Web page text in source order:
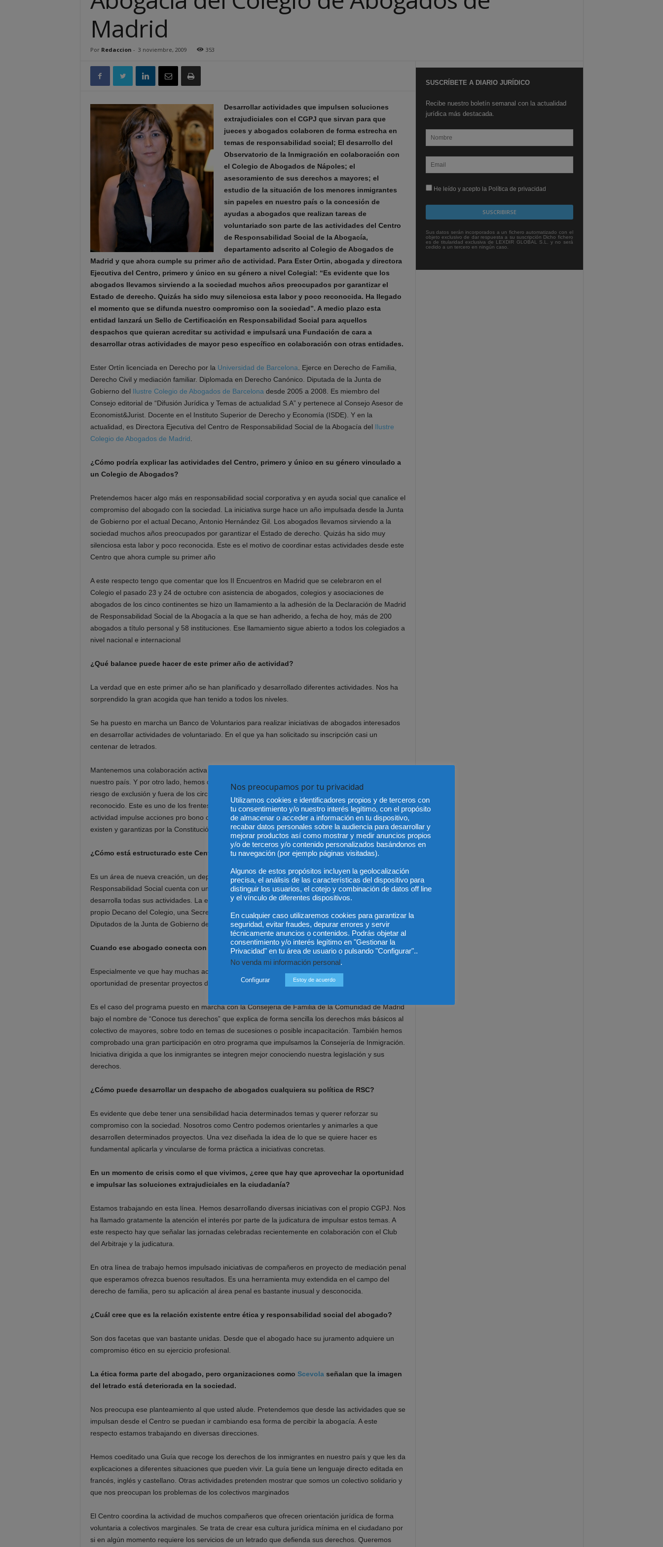
Madrid
Por Redaccion - 3 noviembre, 2009 353
Desarrollar actividades que impulsen soluciones
extrajudiciales con el CGPJ que sirvan para que
jueces y abogados colaboren de forma estrecha en
temas de responsabilidad social; El desarrollo del
Observatorio de la Inmigración en colaboración con
el Colegio de Abogados de Nápoles; el
asesoramiento de sus derechos a mayores; el
estudio de la situación de los menores inmigrantes
sin papeles en nuestro país o la concesión de
ayudas a abogados que realizan tareas de
voluntariado son parte de las actividades del Centro
de Responsabilidad Social de la Abogacía,
departamento adscrito al Colegio de Abogados de
Madrid y que ahora cumple su primer año de actividad. Para Ester Ortin, abogada y directora
Ejecutiva del Centro, primero y único en su género a nivel Colegial: “Es evidente que los
abogados llevamos sirviendo a la sociedad muchos años preocupados por garantizar el
Estado de derecho. Quizás ha sido muy silenciosa esta labor y poco reconocida. Ha llegado
el momento que se difunda nuestro compromiso con la sociedad”. A medio plazo esta
entidad lanzará un Sello de Certificación en Responsabilidad Social para aquellos
despachos que quieran acreditar su actividad e impulsará una Fundación de cara a
desarrollar otras actividades de mayor peso específico en colaboración con otras entidades.
Ester Ortín licenciada en Derecho por la Universidad de Barcelona . Ejerce en Derecho de Familia,
Derecho Civil y mediación familiar. Diplomada en Derecho Canónico. Diputada de la Junta de
Gobierno del Ilustre Colegio de Abogados de Barcelona desde 2005 a 2008. Es miembro del
Consejo editorial de “Difusión Jurídica y Temas de actualidad S.A” y pertenece al Consejo Asesor de
Economist&Jurist. Docente en el Instituto Superior de Derecho y Economía (ISDE). Y en la
actualidad, es Directora Ejecutiva del Centro de Responsabilidad Social de la Abogacía del Ilustre
Colegio de Abogados de Madrid
¿Cómo podría explicar las actividades del Centro, primero y único en su género vinculado a
un Colegio de Abogados?
Pretendemos hacer algo más en responsabilidad social corporativa y en ayuda social que canalice el
compromiso del abogado con la sociedad. La iniciativa surge hace un año impulsada desde la Junta
de Gobierno por el actual Decano, Antonio Hernández Gil. Los abogados llevamos sirviendo a la
sociedad muchos años preocupados por garantizar el Estado de derecho. Quizás ha sido muy
silenciosa esta labor y poco reconocida. Este es el motivo de coordinar estas actividades desde este
Centro que ahora cumple su primer año
A este respecto tengo que comentar que los II Encuentros en Madrid que se celebraron en el
Colegio el pasado 23 y 24 de octubre con asistencia de abogados, colegios y asociaciones de
abogados de los cinco continentes se hizo un llamamiento a la adhesión de la Declaración de Madrid
de Responsabilidad Social de la Abogacía a la que se han adherido, a fecha de hoy, más de 200
abogados a título personal y 58 instituciones. Ese llamamiento sigue abierto a todos los colegiados a
nivel nacional e internacional
¿Qué balance puede hacer de este primer año de actividad?
La verdad que en este primer año se han planificado y desarrollado diferentes actividades. Nos ha
sorprendido la gran acogida que han tenido a todos los niveles.
Se ha puesto en marcha un Banco de Voluntarios para realizar iniciativas de abogados interesados
en desarrollar actividades de voluntariado. En el que ya han solicitado su inscripción casi un
centenar de letrados.
Mantenemos una colaboración activa con el área de RSC de las grandes firmas de abogados de
nuestro país. Y por otro lado, hemos observado que hay muchos ciudadanos que se encuentran en
riesgo de exclusión y fuera de los circuitos de la justicia gratuita, pese a que éste es un derecho
reconocido. Este es uno de los frentes de trabajo de nuestro Centro. Queremos que nuestra
actividad impulse acciones pro bono como complemento a las actividades de justicia gratuita que ya
existen y garantizas por la Constitución.
¿Cómo está estructurado este Centro dentro del Colegio de Abogados de Madrid?
Es un área de nueva creación, un departamento más del Colegio. En la actualidad este Centro de
Responsabilidad Social cuenta con una partida presupuestaria de 350.000 euros anual con la que
desarrolla todas sus actividades. La estructura queda configurada por un Presidente que es el
propio Decano del Colegio, una Secretaria General que colabora en el área de pro bono, cuatro
Diputados de la Junta de Gobierno del Colegio y la Directora Ejecutiva que soy yo.
Cuando ese abogado conecta con el Centro, ¿qué es lo que más le llama la atención?
Especialmente ve que hay muchas actividades en las que puede participar y que le da la
oportunidad de presentar proyectos de la abogacía pro bono como hacen otros compañeros suyos.
Es el caso del programa puesto en marcha con la Consejeria de Familia de la Comunidad de Madrid
bajo el nombre de “Conoce tus derechos” que explica de forma sencilla los derechos más básicos al
colectivo de mayores, sobre todo en temas de sucesiones o posible incapacitación. También hemos
comprobado una gran participación en otro programa que impulsamos la Consejería de Inmigración.
Iniciativa dirigida a que los inmigrantes se integren mejor conociendo nuestra legislación y sus
derechos.
¿Cómo puede desarrollar un despacho de abogados cualquiera su política de RSC?
Es evidente que debe tener una sensibilidad hacia determinados temas y querer reforzar su
compromiso con la sociedad. Nosotros como Centro podemos orientarles y animarles a que
desarrollen determinados proyectos. Una vez diseñada la idea de lo que se quiere hacer es
fundamental aplicarla y vincularse de forma práctica a iniciativas concretas.
En un momento de crisis como el que vivimos, ¿cree que hay que aprovechar la oportunidad
e impulsar las soluciones extrajudiciales en la ciudadanía?
Estamos trabajando en esta línea. Hemos desarrollando diversas iniciativas con el propio CGPJ. Nos
ha llamado gratamente la atención el interés por parte de la judicatura de impulsar estos temas. A
este respecto hay que señalar las jornadas celebradas recientemente en colaboración con el Club
del Arbitraje y la judicatura.
En otra línea de trabajo hemos impulsado iniciativas de compañeros en proyecto de mediación penal
que esperamos ofrezca buenos resultados. Es una herramienta muy extendida en el campo del
derecho de familia, pero su aplicación al área penal es bastante inusual y desconocida.
¿Cuál cree que es la relación existente entre ética y responsabilidad social del abogado?
Son dos facetas que van bastante unidas. Desde que el abogado hace su juramento adquiere un
compromiso ético en su ejercicio profesional.
La ética forma parte del abogado, pero organizaciones como Scevola señalan que la imagen
del letrado está deteriorada en la sociedad.
Nos preocupa ese planteamiento al que usted alude. Pretendemos que desde las actividades que se
impulsan desde el Centro se puedan ir cambiando esa forma de percibir la abogacía. A este
respecto estamos trabajando en diversas direcciones.
Hemos coeditado una Guía que recoge los derechos de los inmigrantes en nuestro país y que les da
explicaciones a diferentes situaciones que pueden vivir. La guía tiene un lenguaje directo editada en
francés, inglés y castellano. Otras actividades pretenden mostrar que somos un colectivo solidario y
que nos preocupan los problemas de los colectivos marginados
El Centro coordina la actividad de muchos compañeros que ofrecen orientación jurídica de forma
voluntaria a colectivos marginales. Se trata de crear esa cultura jurídica mínima en el ciudadano por
si en algún momento requiere los servicios de un letrado que defienda sus derechos. Queremos
SUSCRÍBETE A DIARIO JURÍDICO
Recibe nuestro boletín semanal con la actualidad
jurídica más destacada.
He leído y acepto la Política de privacidad
Sus datos serán incorporados a un fichero automatizado con el
objeto exclusivo de dar respuesta a su suscripción Dicho fichero
es de titularidad exclusiva de LEXDIR GLOBAL S.L. y no será
cedido a un tercero en ningún caso.
Nos preocupamos por tu privacidad
Utilizamos cookies e identificadores propios y de terceros con
tu consentimiento y/o nuestro interés legítimo, con el propósito
de almacenar o acceder a información en tu dispositivo,
recabar datos personales sobre la audiencia para desarrollar y
mejorar productos así como mostrar y medir anuncios propios
y/o de terceros y/o contenido personalizados basándonos en
tu navegación (por ejemplo páginas visitadas).
Algunos de estos propósitos incluyen la geolocalización
precisa, el análisis de las características del dispositivo para
distinguir los usuarios, el cotejo y combinación de datos off line
y el vínculo de diferentes dispositivos.
En cualquier caso utilizaremos cookies para garantizar la
seguridad, evitar fraudes, depurar errores y servir
técnicamente anuncios o contenidos. Podrás objetar al
consentimiento y/o interés legítimo en "Gestionar la
Privacidad" en tu área de usuario o pulsando "Configurar"..
No venda mi información personal .
Configurar Estoy de acuerdo